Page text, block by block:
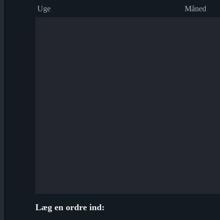
Uge Måned
Læg en ordre ind: